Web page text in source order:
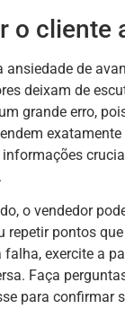
o cliente
ansiedade de
deixam de
grande erro,
informações
o vendedor
repetir pontos
falha, exercite a
Faça
para confirmar